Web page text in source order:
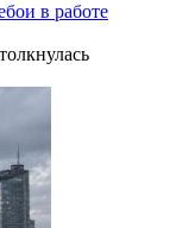
в работе